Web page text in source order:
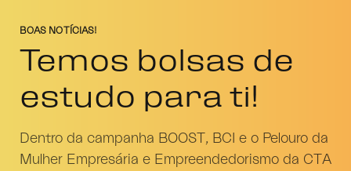
BOAS NOTÍCIAS!
Temos bolsas de
estudo para ti!
Dentro da campanha BOOST, BCI e o Pelouro da
Mulher Empresária e Empreendedorismo da CTA